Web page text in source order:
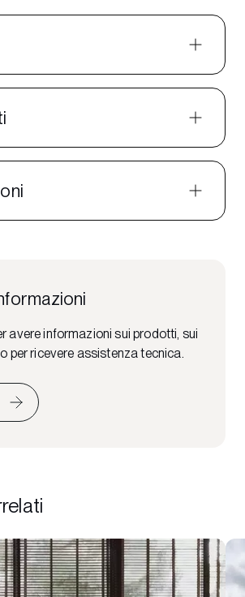
avere informazioni sui prodotti, sui
per ricevere assistenza tecnica.